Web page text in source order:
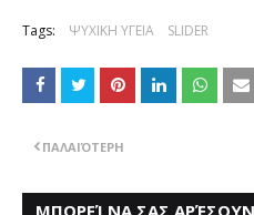
Tags: ΨΥΧΙΚΗ ΥΓΕΙΑ SLIDER
ΠΑΛΑΙΌΤΕΡΗ
ΜΠΟΡΕΊ ΝΑ ΣΑΣ